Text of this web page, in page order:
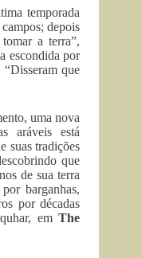
temporada
depois
a terra”,
escondida por
que
uma nova
aráveis está
suas tradições
que
de sua terra
barganhas,
por décadas
emThe